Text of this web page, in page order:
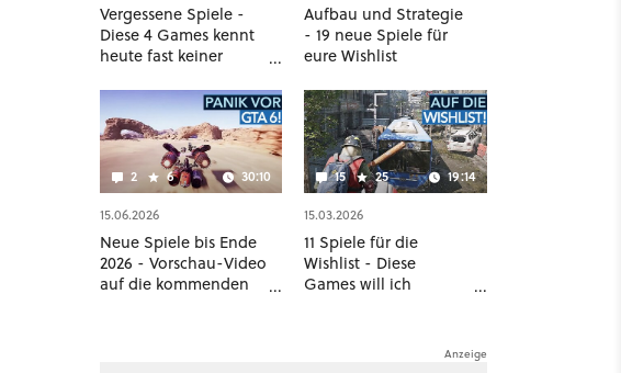
Vergessene Spiele -
Diese 4 Games kennt
heute fast keiner
Aufbau und Strategie
- 19 neue Spiele für
eure Wishlist
2 6 30:10
15.06.2026
Neue Spiele bis Ende
2026 - Vorschau-Video
auf die kommenden
15 25 19:14
15.03.2026
11 Spiele für die
Wishlist - Diese
Games will ich